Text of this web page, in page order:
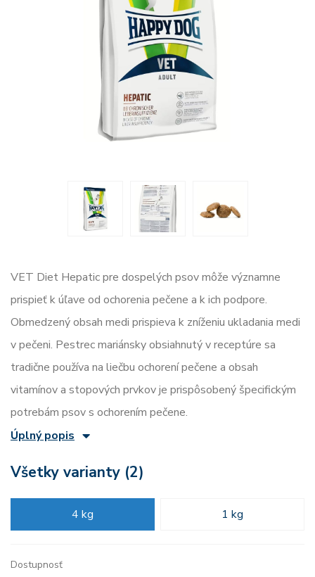
VET Diet Hepatic pre dospelých psov môže významne
prispieť k úľave od ochorenia pečene a k ich podpore.
Obmedzený obsah medi prispieva k zníženiu ukladania medi
v pečeni. Pestrec mariánsky obsiahnutý v receptúre sa
tradične používa na liečbu ochorení pečene a obsah
vitamínov a stopových prvkov je prispôsobený špecifickým
potrebám psov s ochorením pečene.
Úplný popis
Všetky varianty (2)
4 kg 1 kg
Dostupnosť